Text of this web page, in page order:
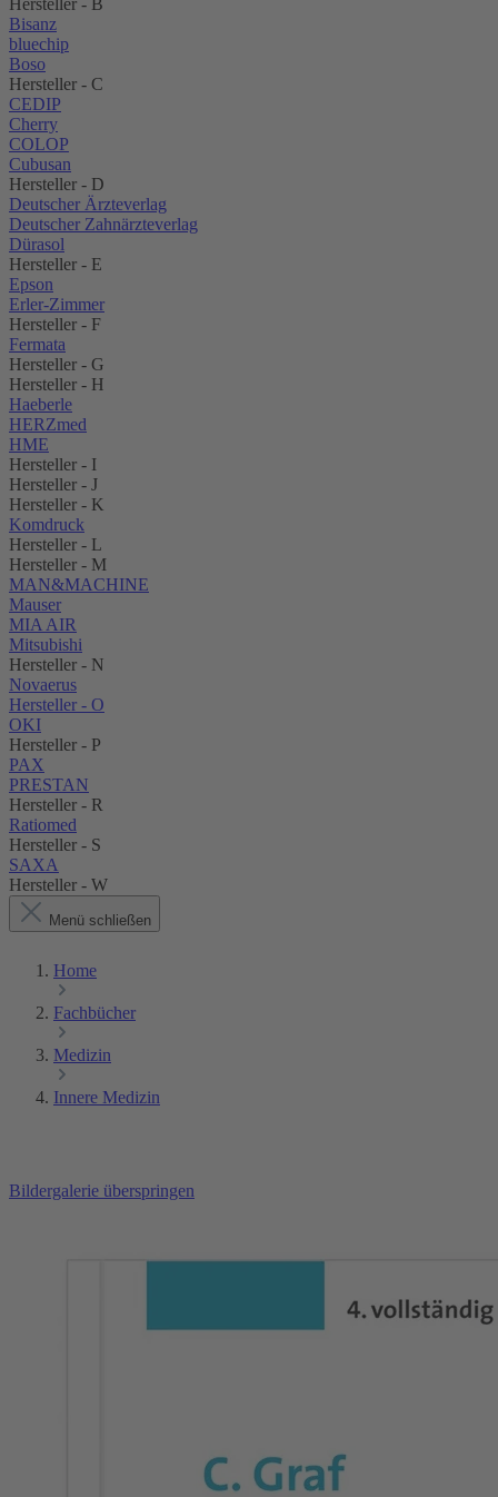
Hersteller - B
Bisanz
bluechip
Boso
Hersteller - C
CEDIP
Cherry
COLOP
Cubusan
Hersteller - D
Deutscher Ärzteverlag
Deutscher Zahnärzteverlag
Dürasol
Hersteller - E
Epson
Erler-Zimmer
Hersteller - F
Fermata
Hersteller - G
Hersteller - H
Haeberle
HERZmed
HME
Hersteller - I
Hersteller - J
Hersteller - K
Komdruck
Hersteller - L
Hersteller - M
MAN&MACHINE
Mauser
MIA AIR
Mitsubishi
Hersteller - N
Novaerus
Hersteller - O
OKI
Hersteller - P
PAX
PRESTAN
Hersteller - R
Ratiomed
Hersteller - S
SAXA
Hersteller - W
Menü schließen
Home
Fachbücher
Medizin
Innere Medizin
Bildergalerie überspringen